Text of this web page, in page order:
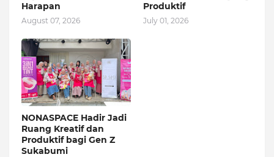
Harapan
August 07, 2026
Produktif
July 01, 2026
NONASPACE Hadir Jadi
Ruang Kreatif dan
Produktif bagi Gen Z
Sukabumi